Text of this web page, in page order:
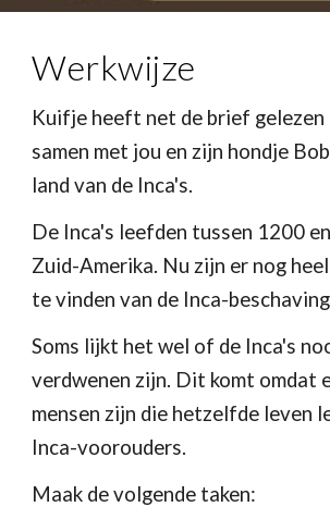
Werkwijze
Kuifje heeft net de brief
samen met jou en zijn hondje
land van de Inca's.
De Inca's leefden tussen 1200
Zuid-Amerika. Nu zijn er nog
te vinden van de Inca-
Soms lijkt het wel of de Inca's
verdwenen zijn. Dit komt omdat
mensen zijn die hetzelfde leven
Inca-voorouders.
Maak de volgende taken: